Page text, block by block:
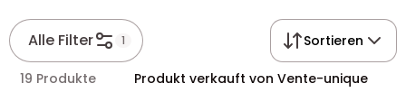
Alle Filter 1 Sortieren
19 Produkte Produkt verkauft von Vente-unique